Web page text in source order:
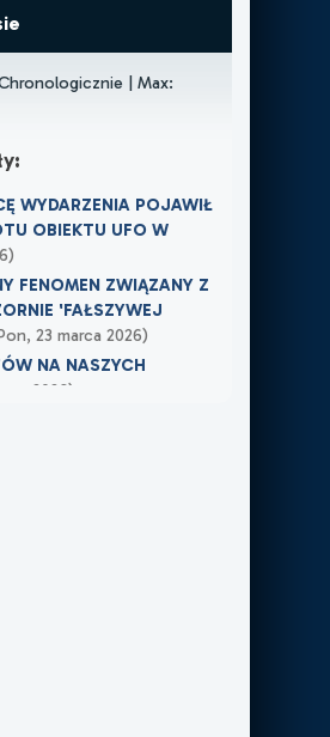
| Max:
WYDARZENIA POJAWIŁ
OBIEKTU UFO W
FENOMEN ZWIĄZANY Z
'FAŁSZYWEJ
23 marca 2026)
NA NASZYCH
2026)